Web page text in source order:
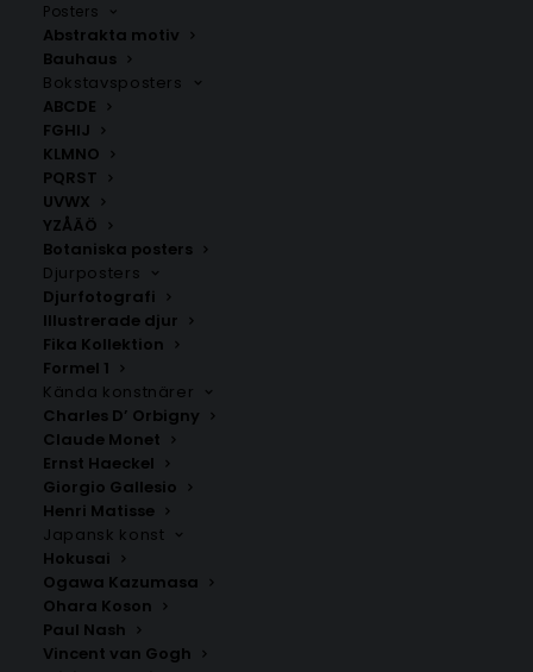
Posters
Abstrakta motiv
Bauhaus
Bokstavsposters
ABCDE
FGHIJ
KLMNO
PQRST
UVWX
YZÅÄÖ
Botaniska posters
Djurposters
Djurfotografi
Illustrerade djur
Fika Kollektion
Formel 1
Kända konstnärer
Charles D’ Orbigny
Claude Monet
Ernst Haeckel
Giorgio Gallesio
Henri Matisse
Japansk konst
Hokusai
Ogawa Kazumasa
Ohara Koson
Paul Nash
Vincent van Gogh
Rörö
Fr.200.00kr